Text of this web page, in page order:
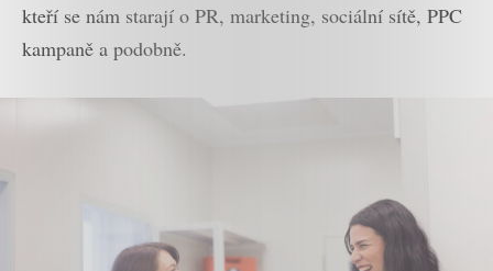
kteří se nám starají o PR, marketing, sociální sítě, PPC
kampaně a podobně.